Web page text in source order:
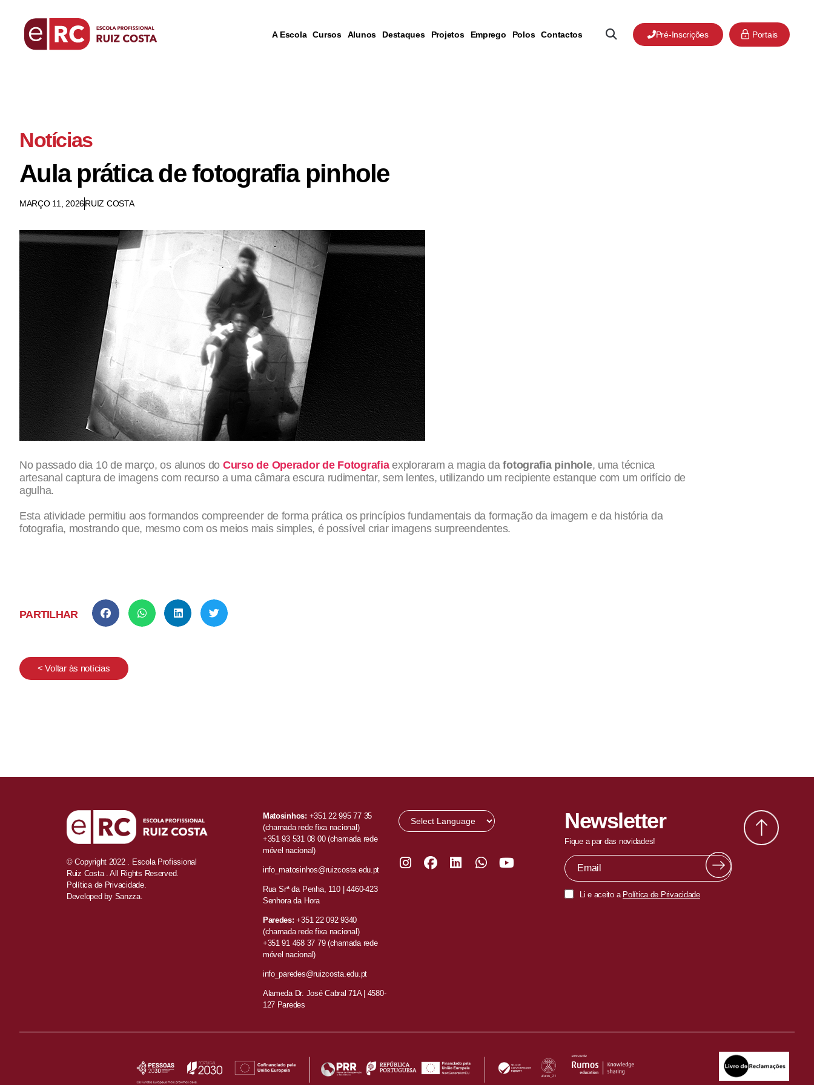
A Escola Cursos Alunos Destaques Projetos Emprego Polos Contactos Pré-Inscrições Portais
Notícias
Aula prática de fotografia pinhole
MARÇO 11, 2026RUIZ COSTA
No passado dia 10 de março, os alunos do Curso de Operador de Fotografiaexploraram a magia dafotografia pinhole, uma técnica
artesanal captura de imagens com recurso a uma câmara escura rudimentar, sem lentes, utilizando um recipiente estanque com um orifício de
agulha.
Esta atividade permitiu aos formandos compreender de forma prática os princípios fundamentais da formação da imagem e da história da
fotografia, mostrando que, mesmo com os meios mais simples, é possível criar imagens surpreendentes.
PARTILHAR
< Voltar às notícias
© Copyright 2022 . Escola Profissional
Ruiz Costa . All Rights Reserved.
Política de Privacidade.
Developed by Sanzza.
Matosinhos: +351 22 995 77 35
(chamada rede fixa nacional)
+351 93 531 08 00(chamada rede
móvel nacional)
info_matosinhos@ruizcosta.edu.pt
Rua Srª da Penha, 110 |4460-423
Senhora da Hora
Paredes:+35122 092 9340
(chamada rede fixa nacional)
+351 91 468 37 79(chamada rede
móvel nacional)
info_paredes@ruizcosta.edu.pt
Alameda Dr. José Cabral 71A | 4580-
127 Paredes
Newsletter
Fique a par das novidades!
Li e aceito a Política de Privacidade